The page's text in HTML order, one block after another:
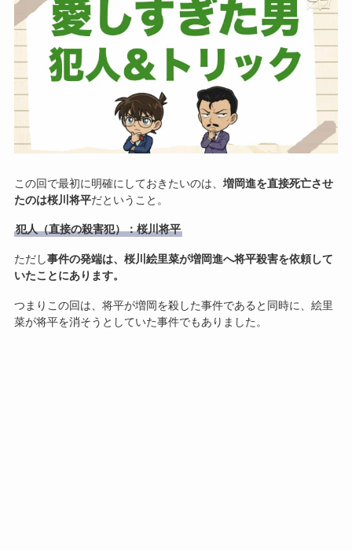
この回で最初に明確にしておきたいのは、 増岡進を直接死亡させ
たのは桜川将平だということ。
犯人（直接の殺害犯）：桜川将平
ただし事件の発端は、桜川絵里菜が増岡進へ将平殺害を依頼して
いたことにあります。
つまりこの回は、将平が増岡を殺した事件であると同時に、絵里
菜が将平を消そうとしていた事件でもありました。